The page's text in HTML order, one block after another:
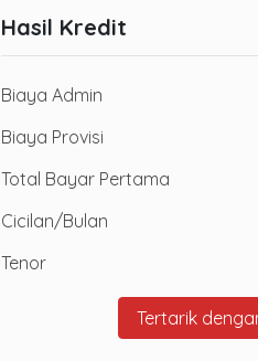
Hasil Kredit
Biaya Admin
Biaya Provisi
Total Bayar Pertama
Cicilan/Bulan
Tenor
Tertarik